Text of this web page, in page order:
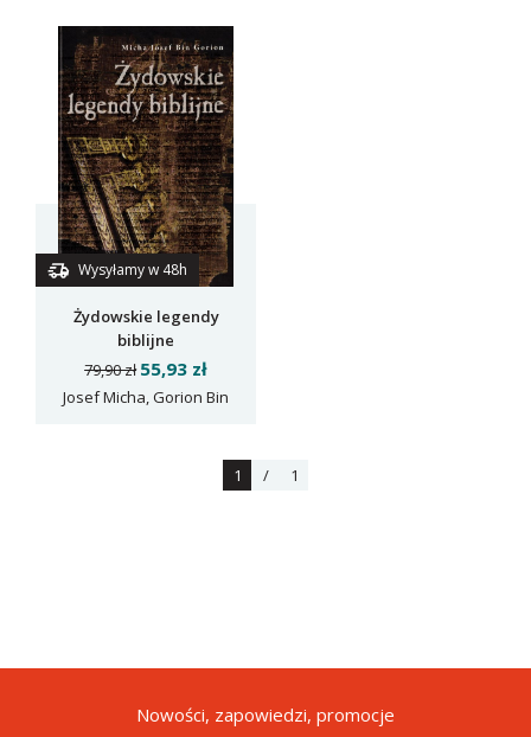
Wysyłamy w 48h
Żydowskie legendy
biblijne
79,90 zł 55,93 zł
Josef Micha, Gorion Bin
1 / 1
Nowości, zapowiedzi, promocje